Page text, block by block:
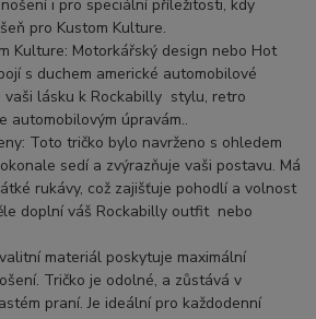
i pro speciální příležitosti, kdy
pro Kustom Kulture.
Kulture: Motorkářský design nebo Hot
s duchem americké automobilové
lásku k Rockabilly stylu, retro
automobilovým úpravám..
Toto tričko bylo navrženo s ohledem
sedí a zvýrazňuje vaši postavu. Má
rukávy, což zajišťuje pohodlí a volnost
doplní váš Rockabilly outfit nebo
materiál poskytuje maximální
Tričko je odolné, a zůstává v
praní. Je ideální pro každodenní